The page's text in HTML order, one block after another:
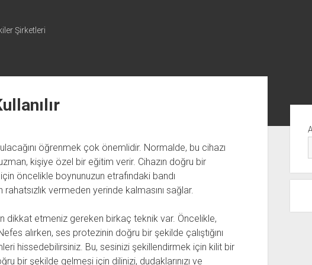
Şirketleri
öğrenmek çok önemlidir. Normalde, bu cihazı
kişiye özel bir eğitim verir. Cihazın doğru bir
öncelikle boynunuzun etrafındaki bandı
rahatsızlık vermeden yerinde kalmasını sağlar.
dikkat etmeniz gereken birkaç teknik var. Öncelikle,
alırken, ses protezinin doğru bir şekilde çalıştığını
hissedebilirsiniz. Bu, sesinizi şekillendirmek için kilit bir
bir şekilde gelmesi için dilinizi, dudaklarınızı ve